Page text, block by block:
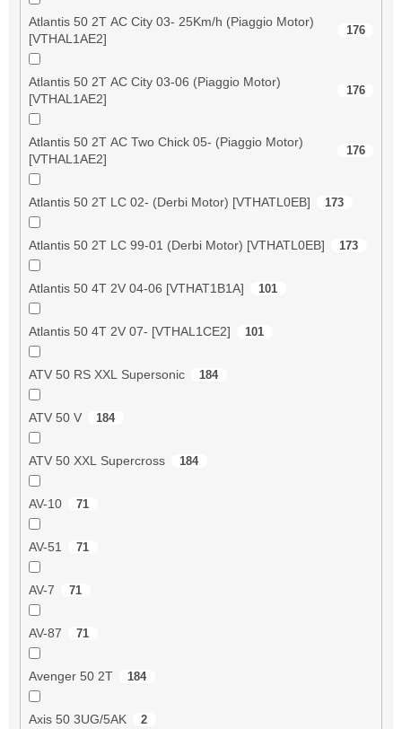
Atlantis 50 2T AC City 03- 25Km/h (Piaggio Motor)
[VTHAL1AE2]
176
Atlantis 50 2T AC City 03-06 (Piaggio Motor)
[VTHAL1AE2]
176
Atlantis 50 2T AC Two Chick 05- (Piaggio Motor)
[VTHAL1AE2]
176
Atlantis 50 2T LC 02- (Derbi Motor) [VTHATL0EB] 173
Atlantis 50 2T LC 99-01 (Derbi Motor) [VTHATL0EB] 173
Atlantis 50 4T 2V 04-06 [VTHAT1B1A] 101
Atlantis 50 4T 2V 07- [VTHAL1CE2] 101
ATV 50 RS XXL Supersonic 184
ATV 50 V 184
ATV 50 XXL Supercross 184
AV-10 71
AV-51 71
AV-7 71
AV-87 71
Avenger 50 2T 184
Axis 50 3UG/5AK 2